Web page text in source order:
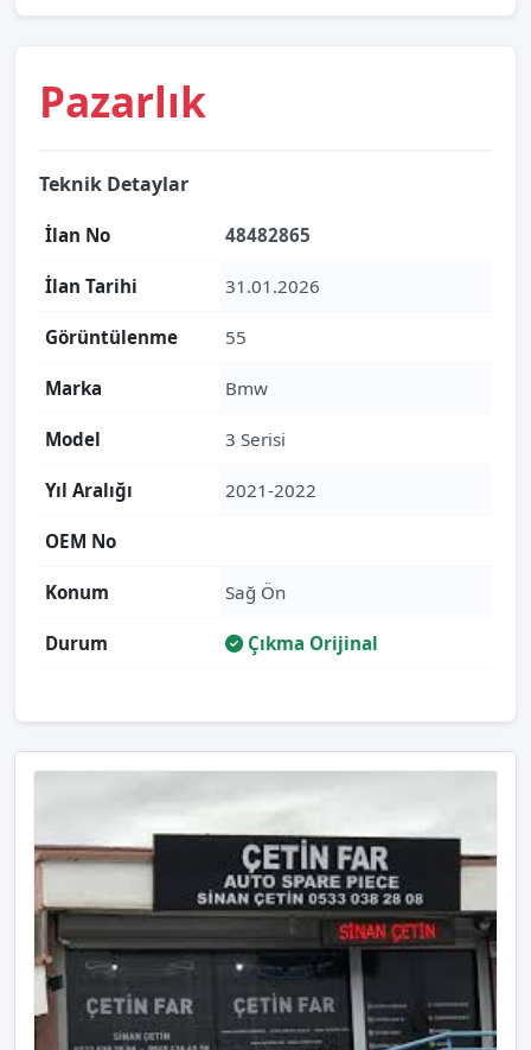
Pazarlık
Teknik Detaylar
İlan No 48482865
İlan Tarihi 31.01.2026
Görüntülenme 55
Marka Bmw
Model 3 Serisi
Yıl Aralığı 2021-2022
OEM No
Konum Sağ Ön
Durum Çıkma Orijinal